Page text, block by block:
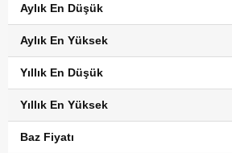
Aylık En Düşük
Aylık En Yüksek
Yıllık En Düşük
Yıllık En Yüksek
Baz Fiyatı